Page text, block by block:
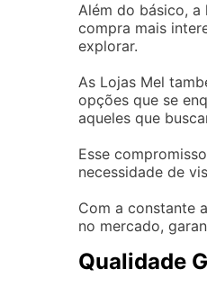
Além do básico, a
compra mais
explorar.
As Lojas Mel
opções que se
aqueles que
Esse
necessidade de
Com a constante
no mercado,
Qualidade